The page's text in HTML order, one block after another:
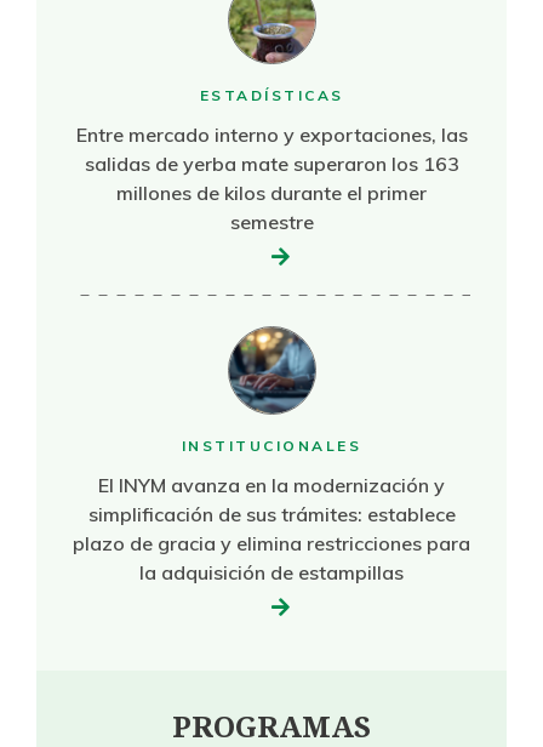
ESTADÍSTICAS
Entre mercado interno y exportaciones, las
salidas de yerba mate superaron los 163
millones de kilos durante el primer
semestre
INSTITUCIONALES
El INYM avanza en la modernización y
simplificación de sus trámites: establece
plazo de gracia y elimina restricciones para
la adquisición de estampillas
PROGRAMAS